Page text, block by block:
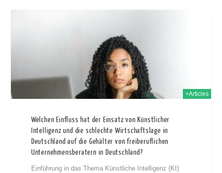
+Articles
Welchen Einfluss hat der Einsatz von Künstlicher
Intelligenz und die schlechte Wirtschaftslage in
Deutschland auf die Gehälter von freiberuflichen
Unternehmensberatern in Deutschland?
Einführung in das Thema Künstliche Intelligenz (KI)